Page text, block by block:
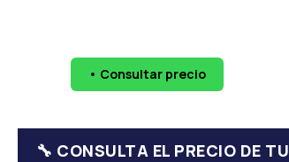
• Consultar precio
🔧 CONSULTA EL PRECIO DE